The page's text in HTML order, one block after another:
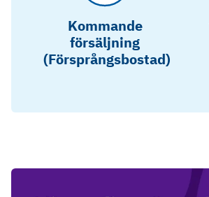
Kommande
försäljning
(Försprångsbostad)